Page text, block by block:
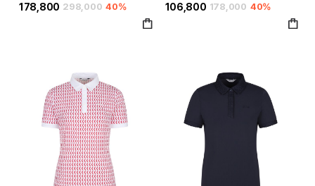
178,800 298,000 40% 106,800 178,000 40%